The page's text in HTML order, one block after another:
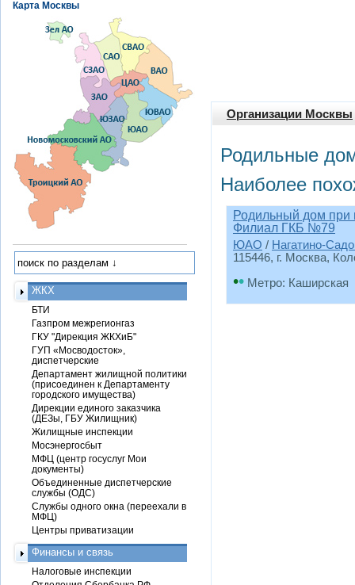
Организации Москвы
Родильные
Наиболее
Родильный дом при
Филиал ГКБ №79
ЮАО / Нагатино-
115446, г. Москва,
•• Метро: Каширская
ЖКХ
БТИ
Газпром межрегионгаз
ГКУ "Дирекция ЖКХиБ"
ГУП «Мосводосток»,
диспетчерские
Департамент жилищной политики
(присоединен к Департаменту
городского имущества)
Дирекции единого заказчика
(ДЕЗы, ГБУ Жилищник)
Жилищные инспекции
Мосэнергосбыт
МФЦ (центр госуслуг Мои
документы)
Объединенные диспетчерские
службы (ОДС)
Службы одного окна (переехали в
МФЦ)
Центры приватизации
Финансы и связь
Налоговые инспекции